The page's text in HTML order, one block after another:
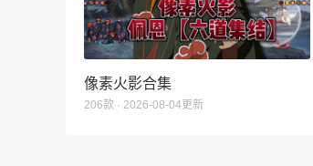
像素火影合集
206款 · 2026-08-04更新